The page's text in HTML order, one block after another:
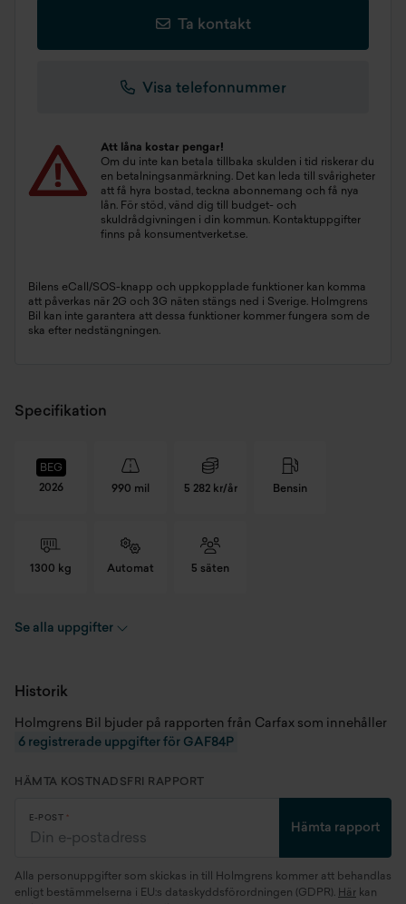
Ta kontakt
Visa telefonnummer
Att låna kostar pengar!
Om du inte kan betala tillbaka skulden i tid riskerar du
en betalningsanmärkning. Det kan leda till svårigheter
att få hyra bostad, teckna abonnemang och få nya
lån. För stöd, vänd dig till budget- och
skuldrådgivningen i din kommun. Kontaktuppgifter
finns på konsumentverket.se.
Bilens eCall/SOS-knapp och uppkopplade funktioner kan komma
att påverkas när 2G och 3G näten stängs ned i Sverige. Holmgrens
Bil kan inte garantera att dessa funktioner kommer fungera som de
ska efter nedstängningen.
Specifikation
BEG
2026
990 mil 5 282 kr/år Bensin
1300 kg Automat 5 säten
Chassinummer
Skick Begagnad
Motor 1.5 B38B15 (125 kW)
Se alla uppgifter
Historik
Holmgrens Bil bjuder på rapporten från Carfax som innehåller
6 registrerade uppgifter för GAF84P
HÄMTA KOSTNADSFRI RAPPORT
E-POST
Hämta rapport
Alla personuppgifter som skickas in till Holmgrens kommer att behandlas
enligt bestämmelserna i EU:s dataskyddsförordningen (GDPR). Här kan